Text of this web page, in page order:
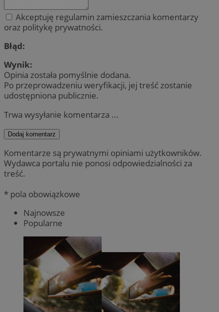
Akceptuję regulamin zamieszczania komentarzy
oraz politykę prywatności.
Błąd:
Wynik:
Opinia została pomyślnie dodana.
Po przeprowadzeniu weryfikacji, jej treść zostanie
udostępniona publicznie.
Trwa wysyłanie komentarza ...
Dodaj komentarz
Komentarze są prywatnymi opiniami użytkowników.
Wydawca portalu nie ponosi odpowiedzialności za
treść.
* pola obowiązkowe
Najnowsze
Popularne